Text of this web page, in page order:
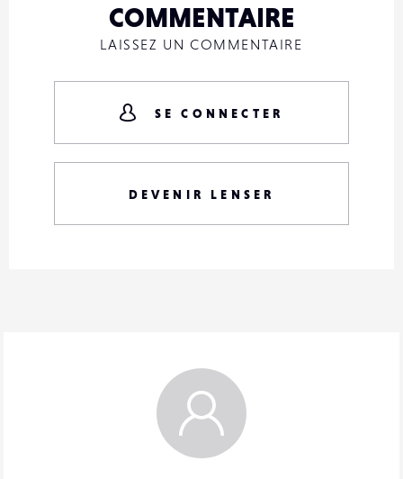
COMMENTAIRE
LAISSEZ UN COMMENTAIRE
SE CONNECTER
DEVENIR LENSER